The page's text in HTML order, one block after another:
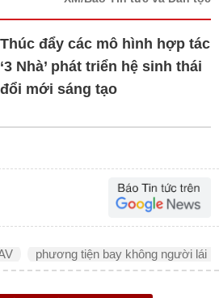
Thúc đẩy các mô hình hợp tác
‘3 Nhà’ phát triển hệ sinh thái
đổi mới sáng tạo
phương tiện bay không người lái